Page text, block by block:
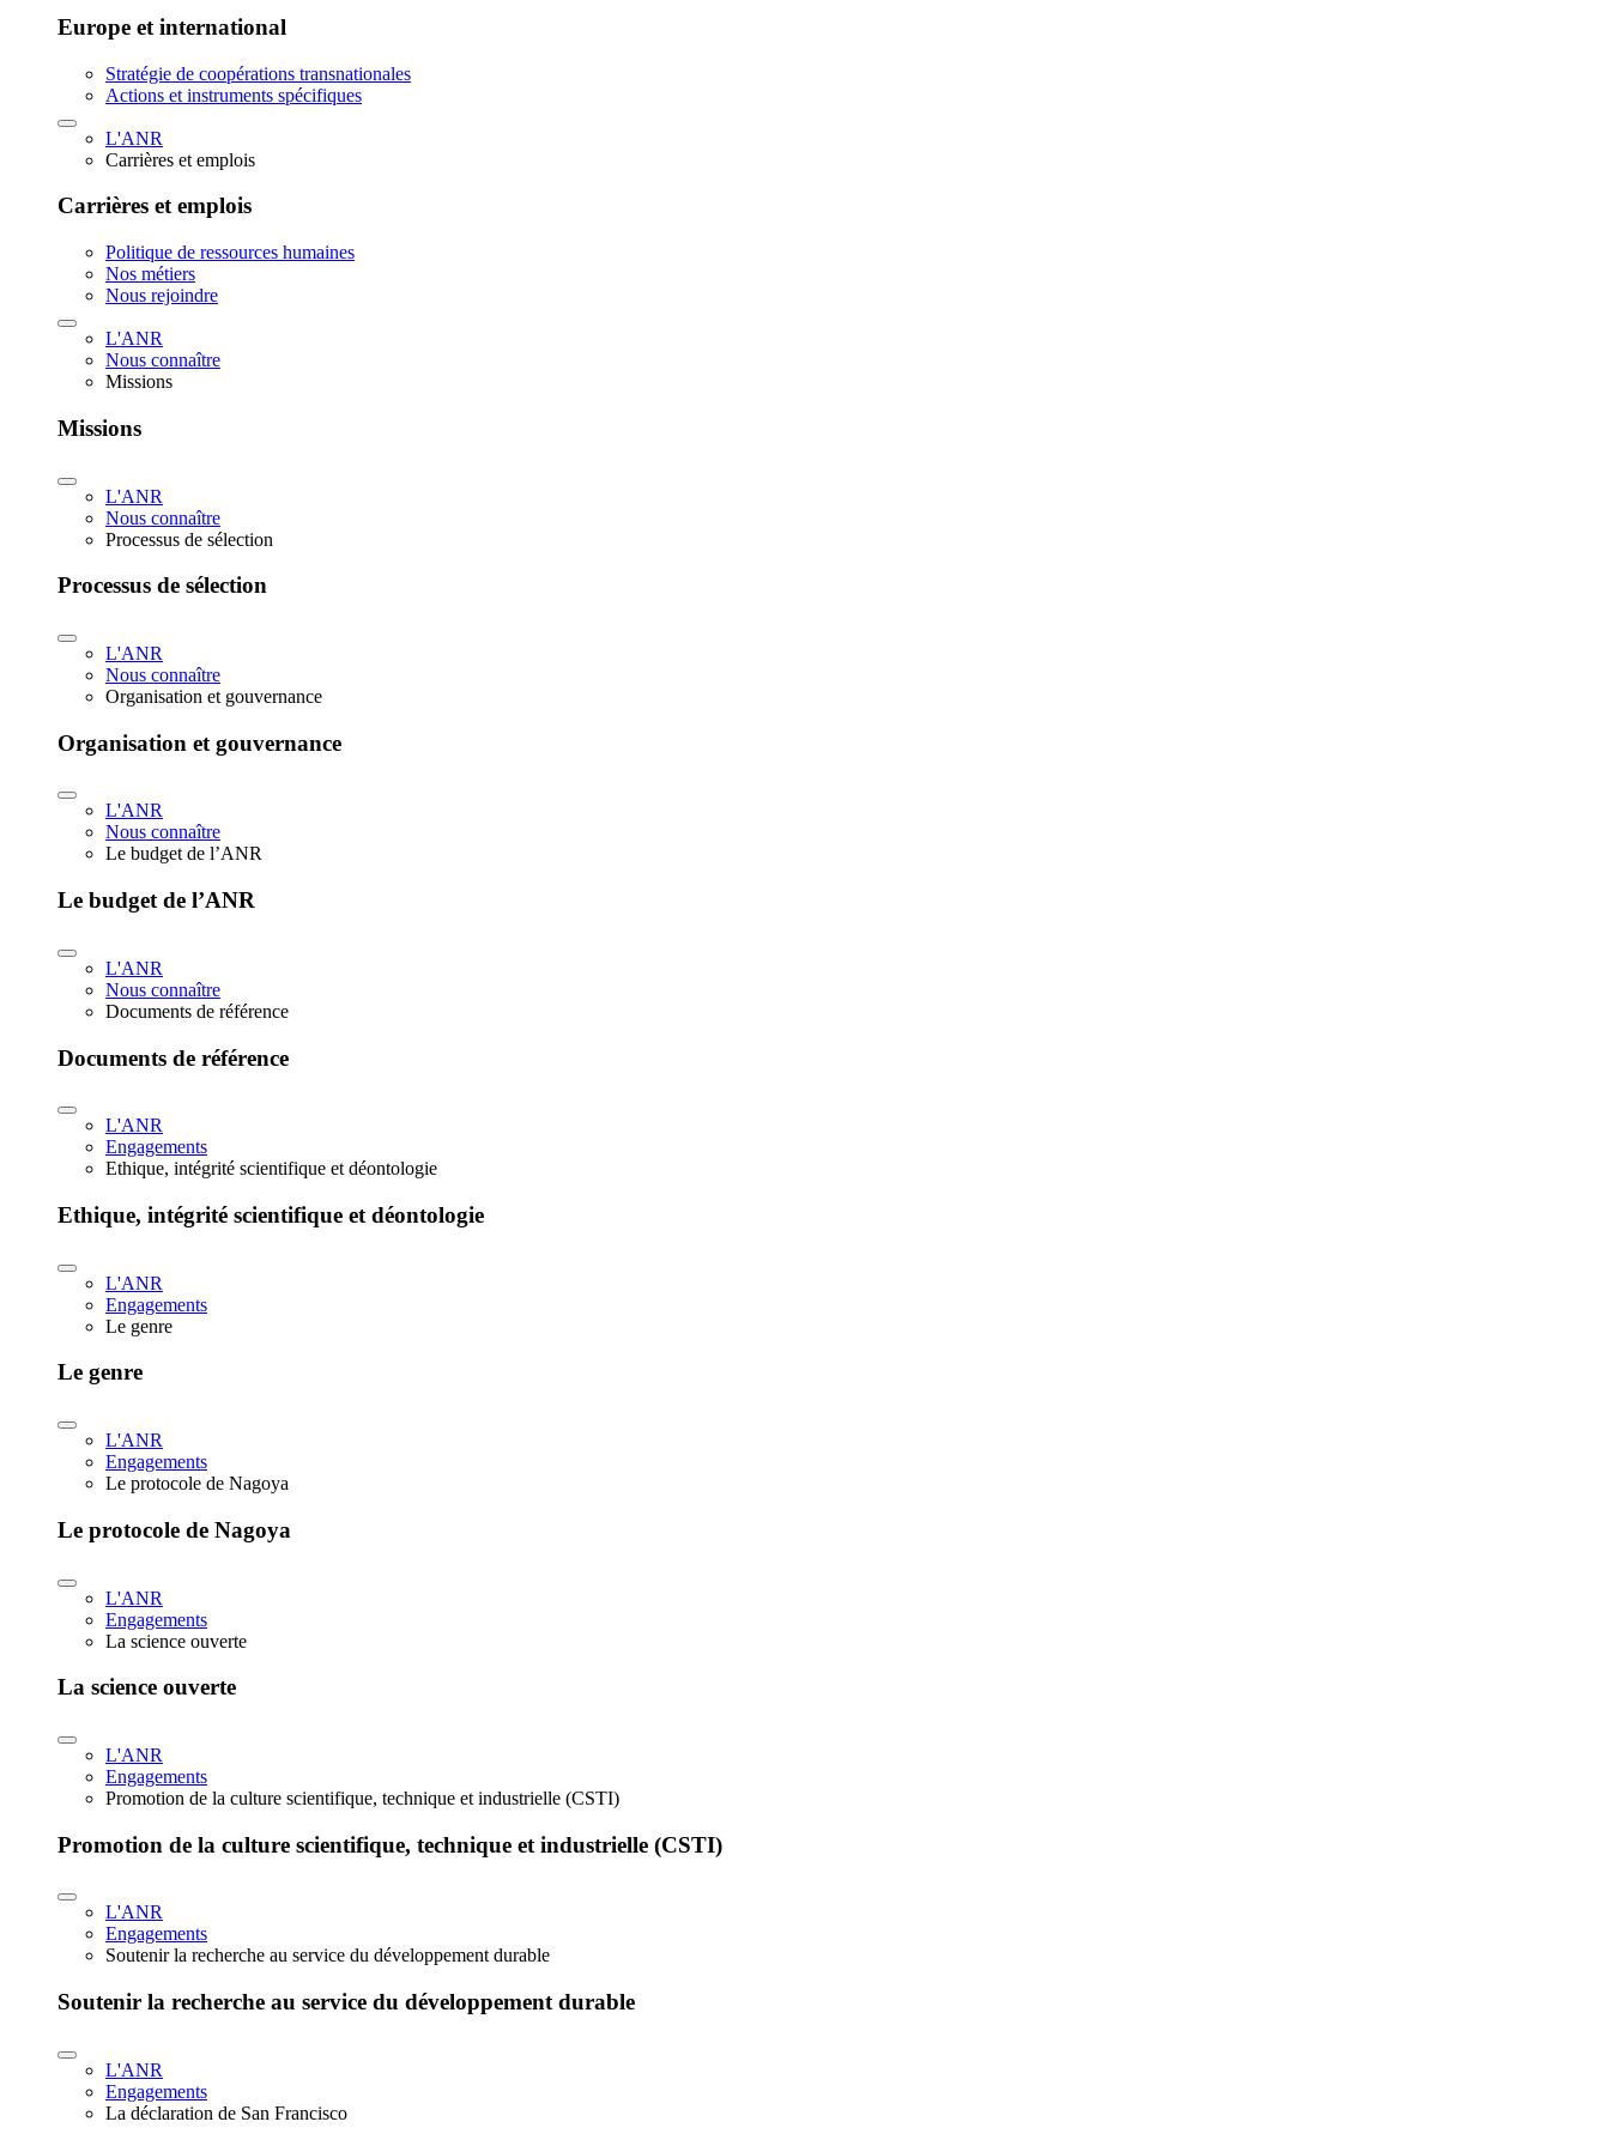
Europe et international
Stratégie de coopérations transnationales
Actions et instruments spécifiques
L'ANR
Carrières et emplois
Carrières et emplois
Politique de ressources humaines
Nos métiers
Nous rejoindre
L'ANR
Nous connaître
Missions
Missions
L'ANR
Nous connaître
Processus de sélection
Processus de sélection
L'ANR
Nous connaître
Organisation et gouvernance
Organisation et gouvernance
L'ANR
Nous connaître
Le budget de l’ANR
Le budget de l’ANR
L'ANR
Nous connaître
Documents de référence
Documents de référence
L'ANR
Engagements
Ethique, intégrité scientifique et déontologie
Ethique, intégrité scientifique et déontologie
L'ANR
Engagements
Le genre
Le genre
L'ANR
Engagements
Le protocole de Nagoya
Le protocole de Nagoya
L'ANR
Engagements
La science ouverte
La science ouverte
L'ANR
Engagements
Promotion de la culture scientifique, technique et industrielle (CSTI)
Promotion de la culture scientifique, technique et industrielle (CSTI)
L'ANR
Engagements
Soutenir la recherche au service du développement durable
Soutenir la recherche au service du développement durable
L'ANR
Engagements
La déclaration de San Francisco